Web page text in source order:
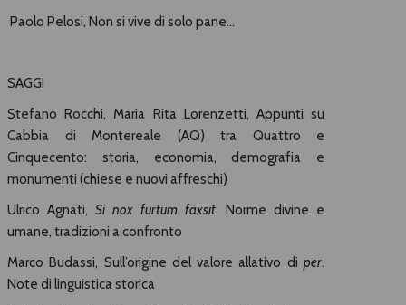
Paolo Pelosi, Non si vive di solo pane…
SAGGI
Stefano Rocchi, Maria Rita Lorenzetti, Appunti su
Cabbia di Montereale (AQ) tra Quattro e
Cinquecento: storia, economia, demografia e
monumenti (chiese e nuovi affreschi)
Ulrico Agnati, Si nox furtum faxsit. Norme divine e
umane, tradizioni a confronto
Marco Budassi, Sull’origine del valore allativo di per.
Note di linguistica storica